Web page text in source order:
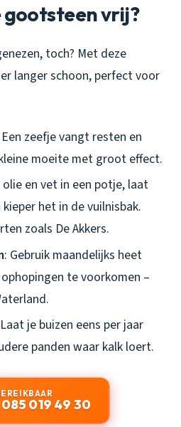
gootsteen vrij?
toch? Met deze
langer schoon, perfect voor
zeefje vangt resten en
moeite met groot effect.
olie en vet in een potje, laat
het in de vuilnisbak.
zoals De Akkers.
: Gebruik maandelijks heet
te voorkomen –
je buizen eens per jaar
panden waar kalk loert.
085 019 49 30